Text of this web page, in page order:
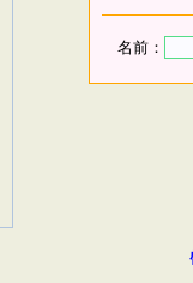
名前：